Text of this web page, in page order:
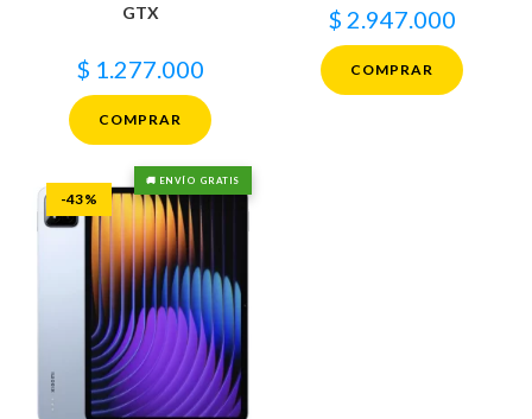
GTX
$ 1.277.000
COMPRAR
$ 2.947.000
COMPRAR
🚚 ENVÍO GRATIS
-43%